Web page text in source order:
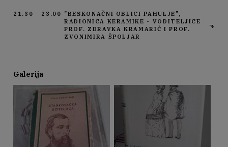
21.30 - 23.00 "BESKONAČNI OBLICI PAHULJE",
RADIONICA KERAMIKE - VODITELJICE
PROF. ZDRAVKA KRAMARIĆ I PROF.
ZVONIMIRA ŠPOLJAR
Galerija